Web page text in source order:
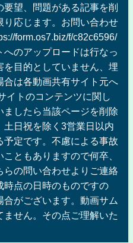
望、問題がある記事を削
り応じます。お問い合わせ
form.os7.biz/f/c82c6596/
のアップロードは行なっ
目的としていません、埋
合は各動画共有サイト元へ
イトのコンテンツに関し
したら当該ページを削除
土日祝を除く3営業日以内
定です。不慮による事故
ともありますので何卒、
らの問い合わせよりご連絡
時点の日時のものですの
がございます。動画サム
せん。その点ご理解いた